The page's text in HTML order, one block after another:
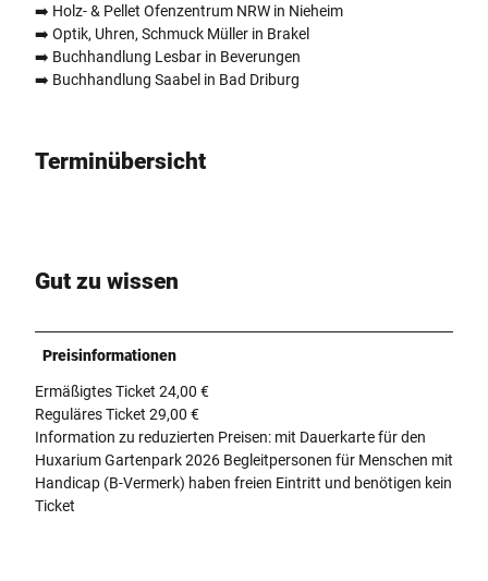
➡️ Holz- & Pellet Ofenzentrum NRW in Nieheim
➡️ Optik, Uhren, Schmuck Müller in Brakel
➡️ Buchhandlung Lesbar in Beverungen
➡️ Buchhandlung Saabel in Bad Driburg
Terminübersicht
Gut zu wissen
Preisinformationen
Ermäßigtes Ticket 24,00 €
Reguläres Ticket 29,00 €
Information zu reduzierten Preisen: mit Dauerkarte für den
Huxarium Gartenpark 2026 Begleitpersonen für Menschen mit
Handicap (B-Vermerk) haben freien Eintritt und benötigen kein
Ticket